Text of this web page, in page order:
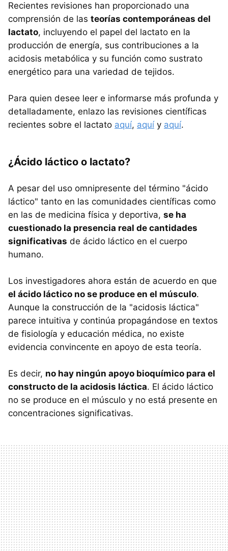
Recientes revisiones han proporcionado una
comprensión de las teorías contemporáneas del
lactato, incluyendo el papel del lactato en la
producción de energía, sus contribuciones a la
acidosis metabólica y su función como sustrato
energético para una variedad de tejidos.
Para quien desee leer e informarse más profunda y
detalladamente, enlazo las revisiones científicas
recientes sobre el lactato aquí, aquí y aquí.
¿Ácido láctico o lactato?
A pesar del uso omnipresente del término "ácido
láctico" tanto en las comunidades científicas como
en las de medicina física y deportiva, se ha
cuestionado la presencia real de cantidades
significativas de ácido láctico en el cuerpo
humano.
Los investigadores ahora están de acuerdo en que
el ácido láctico no se produce en el músculo.
Aunque la construcción de la "acidosis láctica"
parece intuitiva y continúa propagándose en textos
de fisiología y educación médica, no existe
evidencia convincente en apoyo de esta teoría.
Es decir, no hay ningún apoyo bioquímico para el
constructo de la acidosis láctica. El ácido láctico
no se produce en el músculo y no está presente en
concentraciones significativas.